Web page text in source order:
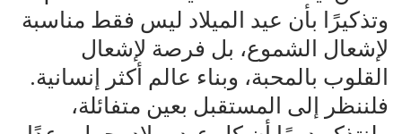
وتذكيرًا بأن عيد الميلاد ليس فقط مناسبة
لإشعال الشموع، بل فرصة لإشعال
القلوب بالمحبة، وبناء عالم أكثر إنسانية.
فلننظر إلى المستقبل بعين متفائلة،